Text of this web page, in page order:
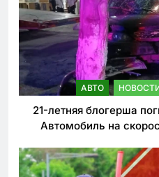
АВТО
21-летняя блогерша
Автомобиль на